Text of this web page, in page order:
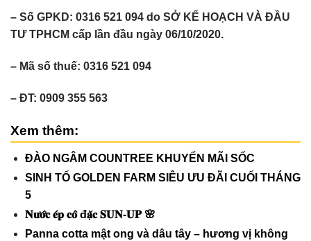
– Số GPKD: 0316 521 094 do SỞ KẾ HOẠCH VÀ ĐẦU
TƯ TPHCM cấp lần đầu ngày 06/10/2020.
– Mã số thuế: 0316 521 094
– ĐT: 0909 355 563
Xem thêm:
ĐÀO NGÂM COUNTREE KHUYẾN MÃI SỐC
SINH TỐ GOLDEN FARM SIÊU ƯU ĐÃI CUỐI THÁNG
5
𝐍𝐮̛𝐨̛́𝐜 𝐞́𝐩 𝐜𝐨̂ đ𝐚̣̆𝐜 𝐒𝐔𝐍-𝐔𝐏 🌸
Panna cotta mật ong và dâu tây – hương vị không